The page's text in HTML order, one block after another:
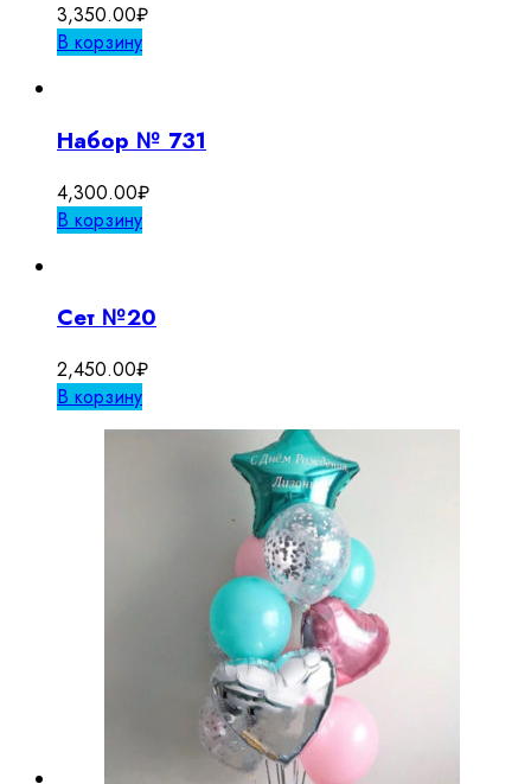
3,350.00₽
В корзину
Набор № 731
4,300.00₽
В корзину
Сет №20
2,450.00₽
В корзину